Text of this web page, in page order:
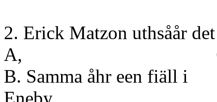
2. Erick Matzon uthsåår
A, 6.
B. Samma åhr een fiäll i